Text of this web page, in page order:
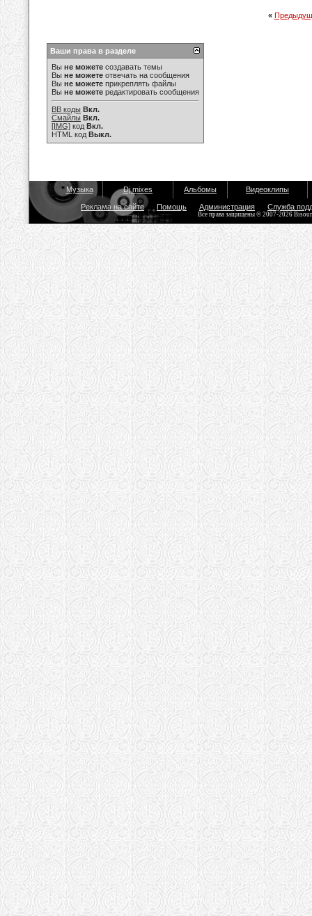
«
Ваши права в разделе
Вы не можете создавать темы
Вы не можете отвечать на сообщения
Вы не можете прикреплять файлы
Вы не можете редактировать сообщения
BB коды Вкл.
Смайлы Вкл.
[IMG] код Вкл.
HTML код Выкл.
Музыка Dj mixes Альбомы Видеоклипы
Реклама на сайте Помощь Администрация Служба
Все права защищены © 2007-2026